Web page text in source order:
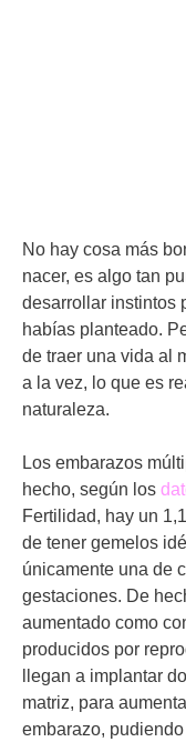
No hay cosa más
nacer, es algo tan
desarrollar instintos
habías planteado.
de traer una vida al
a la vez, lo que es
naturaleza.
Los embarazos
hecho, según los
Fertilidad, hay un
de tener gemelos
únicamente una de
gestaciones. De
aumentado como
producidos por
llegan a implantar
matriz, para
embarazo,